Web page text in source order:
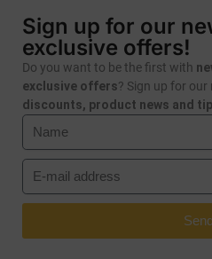
Sign up for our
exclusive offers!
Do you want to be the first with
exclusive offers? Sign up for
discounts, product news and
Send